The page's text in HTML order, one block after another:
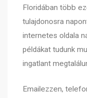
Floridában több
tulajdonosra
internetes oldala
példákat tudunk
ingatlant
Emailezzen,